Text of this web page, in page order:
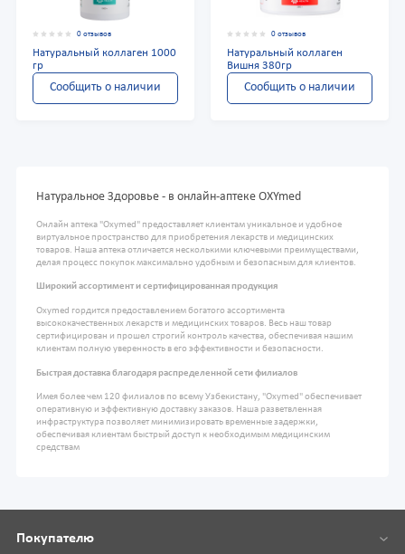
0 отзывов
Натуральный коллаген 1000
гр
Сообщить о наличии
0 отзывов
Натуральный коллаген
Вишня 380гр
Сообщить о наличии
Натуральное Здоровье - в онлайн-аптеке OXYmed
Онлайн аптека "Oxymed" предоставляет клиентам уникальное и удобное
виртуальное пространство для приобретения лекарств и медицинских
товаров. Наша аптека отличается несколькими ключевыми преимуществами,
делая процесс покупок максимально удобным и безопасным для клиентов.
Широкий ассортимент и сертифицированная продукция
Oxymed гордится предоставлением богатого ассортимента
высококачественных лекарств и медицинских товаров. Весь наш товар
сертифицирован и прошел строгий контроль качества, обеспечивая нашим
клиентам полную уверенность в его эффективности и безопасности.
Быстрая доставка благодаря распределенной сети филиалов
Имея более чем 120 филиалов по всему Узбекистану, "Oxymed" обеспечивает
оперативную и эффективную доставку заказов. Наша разветвленная
инфраструктура позволяет минимизировать временные задержки,
обеспечивая клиентам быстрый доступ к необходимым медицинским
средствам
Покупателю